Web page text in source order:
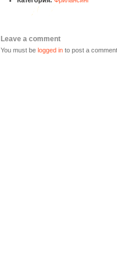
Leave a comment
You must be logged in to post a